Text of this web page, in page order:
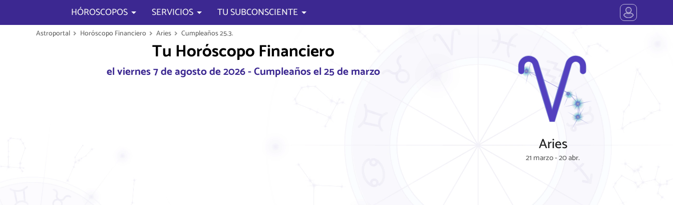
HÓROSCOPOS SERVICIOS TU SUBCONSCIENTE
Astroportal Horóscopo Financiero Aries Cumpleaños 25.3.
Tu Horóscopo Financiero
el viernes 7 de agosto de 2026 - Cumpleaños el 25 de marzo
Aries
21 marzo - 20 abr.